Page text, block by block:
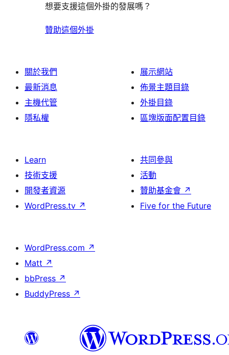
想要支援這個外掛的發展嗎？
贊助這個外掛
關於我們
最新消息
主機代管
隱私權
展示網站
佈景主題目錄
外掛目錄
區塊版面配置目錄
Learn
技術支援
開發者資源
WordPress.tv ↗
共同參與
活動
贊助基金會 ↗
Five for the Future
WordPress.com ↗
Matt ↗
bbPress ↗
BuddyPress ↗